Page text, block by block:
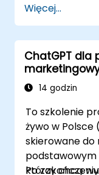
Stworzyć
ChatGPT,
Wdrożyć
zwiększyć
Więcej...
ChatGPT dla
14 godzin
To szkolenie
żywo w Polsce
skierowane
podstawowym
którzy chcą
Po